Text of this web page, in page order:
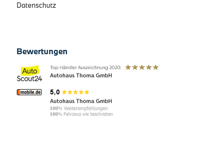
Datenschutz
Bewertungen